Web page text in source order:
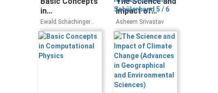
6
in
Computational
Physics
Ewald Schachinger
Benjamin A. Stickler
Impact of
Climate Change
(Advances in
Geographical
and
Environmental
Sciences)
Asheem Srivastav